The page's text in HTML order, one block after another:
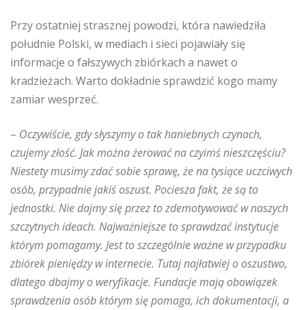
Przy ostatniej strasznej powodzi, która nawiedziła
południe Polski, w mediach i sieci pojawiały się
informacje o fałszywych zbiórkach a nawet o
kradzieżach. Warto dokładnie sprawdzić kogo mamy
zamiar wesprzeć.
– Oczywiście, gdy słyszymy o tak haniebnych czynach,
czujemy złość. Jak można żerować na czyimś nieszczęściu?
Niestety musimy zdać sobie sprawę, że na tysiące uczciwych
osób, przypadnie jakiś oszust. Pociesza fakt, że są to
jednostki. Nie dajmy się przez to zdemotywować w naszych
szczytnych ideach. Najważniejsze to sprawdzać instytucje
którym pomagamy. Jest to szczególnie ważne w przypadku
zbiórek pieniędzy w internecie. Tutaj najłatwiej o oszustwo,
dlatego dbajmy o weryfikacje. Fundacje mają obowiązek
sprawdzenia osób którym się pomaga, ich dokumentacji, a